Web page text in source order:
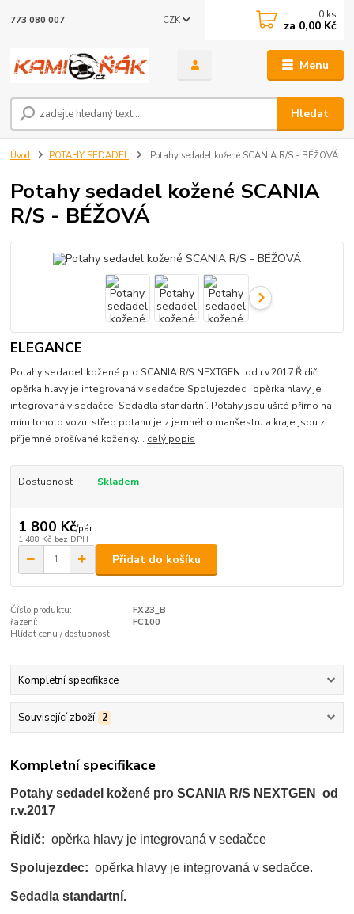
Menu
CZK
Hledat
773 080 007 0 ks
za 0,00 Kč
Úvod POTAHY SEDADEL Potahy sedadel kožené SCANIA R/S - BÉŽOVÁ
Potahy sedadel kožené SCANIA
R/S - BÉŽOVÁ
ELEGANCE
Potahy sedadel kožené pro SCANIA R/S NEXTGEN od r.v.2017 Řidič:
opěrka hlavy je integrovaná v sedačce Spolujezdec: opěrka hlavy je
integrovaná v sedačce. Sedadla standartní. Potahy jsou ušité přímo na
míru tohoto vozu, střed potahu je z jemného manšestru a kraje jsou z
příjemné prošívané koženky... celý popis
Dostupnost Skladem
1 800 Kč/pár
1 488 Kč bez DPH
Přidat do košíku
Číslo produktu:
FX23_B
řazení:
FC100
Hlídat cenu / dostupnost
Kompletní specifikace
Související zboží 2
Kompletní specifikace
Potahy sedadel kožené pro SCANIA R/S NEXTGEN od
r.v.2017
Řidič: opěrka hlavy je integrovaná v sedačce
Spolujezdec: opěrka hlavy je integrovaná v sedačce.
Sedadla standartní.